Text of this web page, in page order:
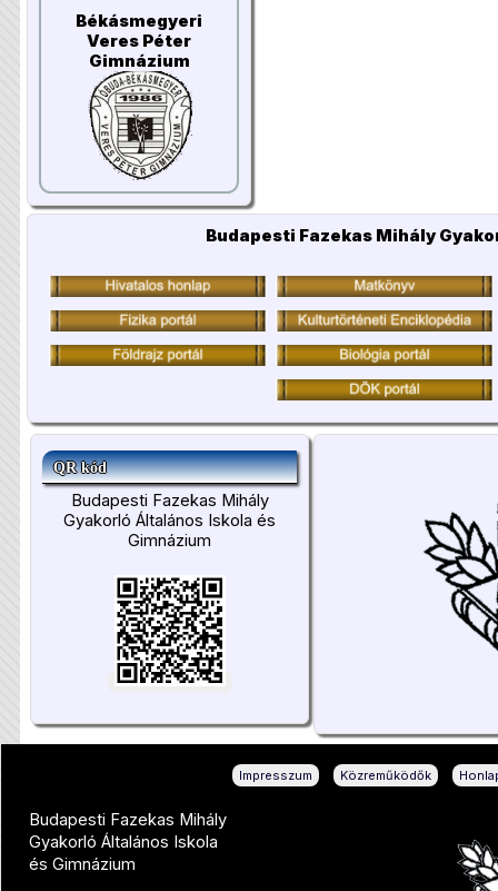
Békásmegyeri
Veres Péter
Gimnázium
Budapesti Fazekas Mihály
QR kód
Budapesti Fazekas Mihály
Gyakorló Általános Iskola és
Gimnázium
Impresszum Közreműködők
Budapesti Fazekas Mihály
Gyakorló Általános Iskola
és Gimnázium